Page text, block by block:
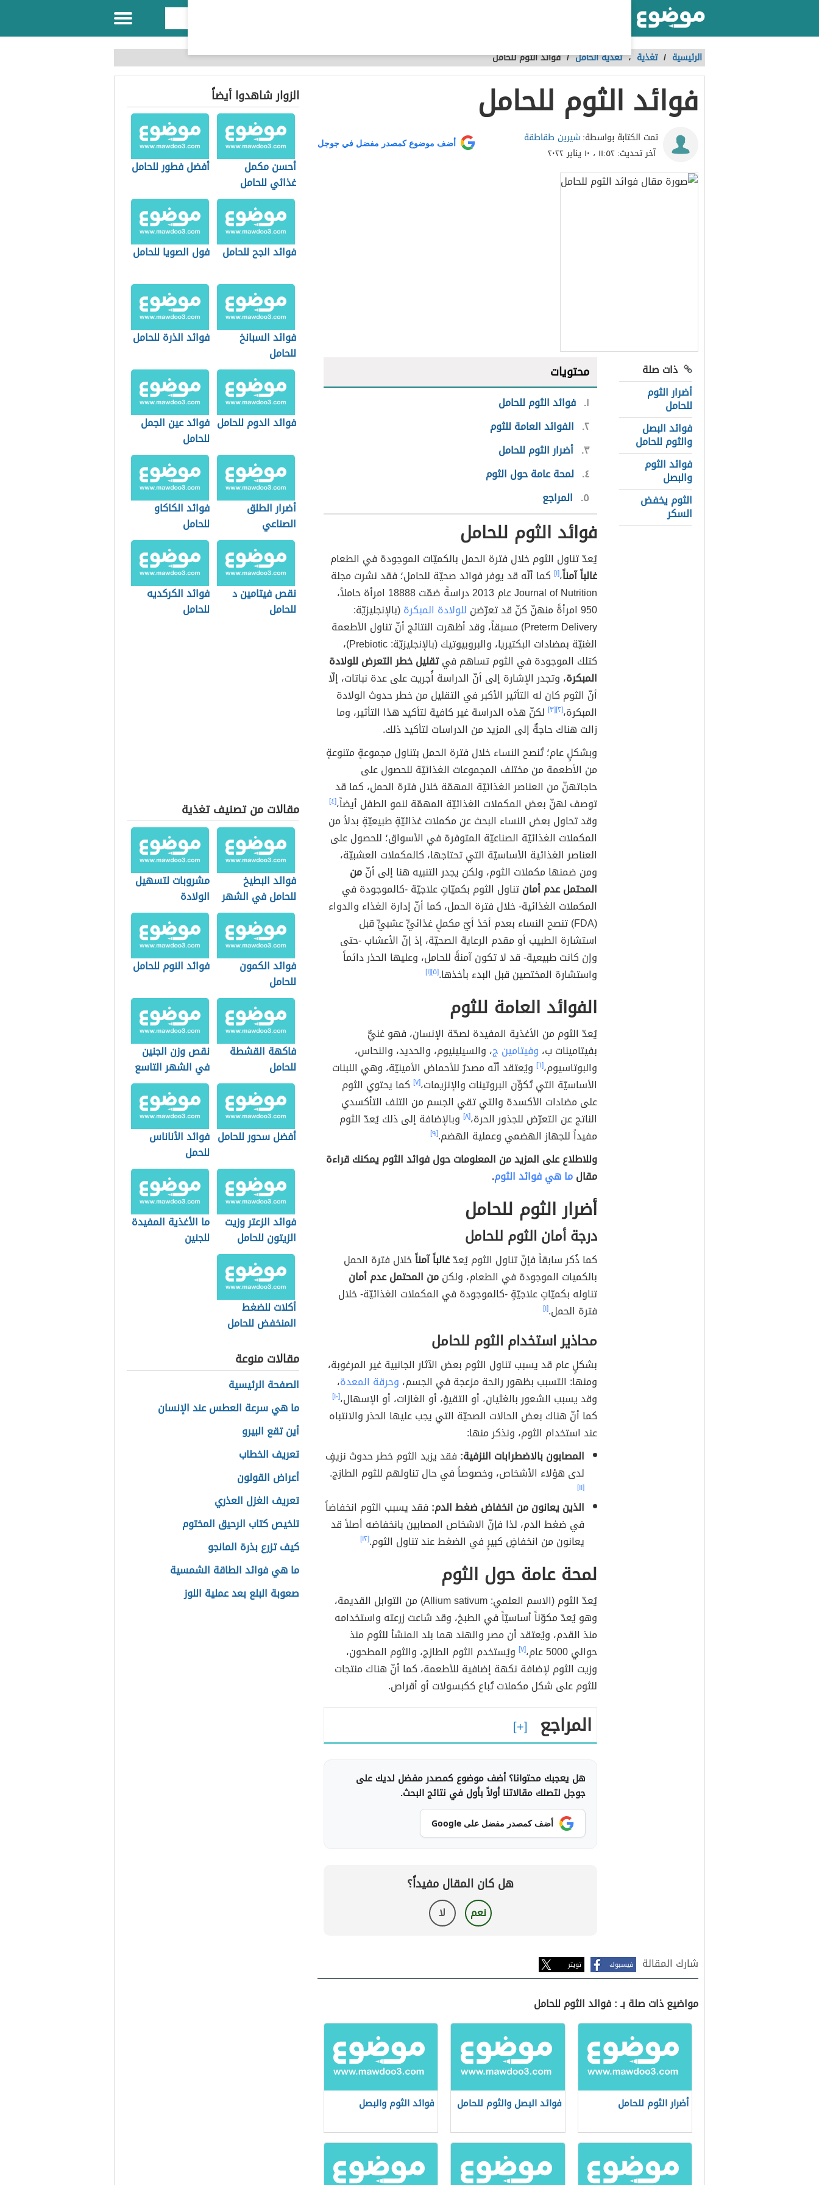
الرئيسية / تغذية ،تغذية الحامل /فوائد الثوم للحامل
فوائد الثوم للحامل
تمت الكتابة بواسطة:شيرين طقاطقة
آخر تحديث:١١:٥٢ ، ١٠ يناير ٢٠٢٢
أضف موضوع كمصدر مفضل في جوجل
ذات صلة
أضرار الثوم
للحامل
فوائد البصل
والثوم للحامل
فوائد الثوم
والبصل
الثوم يخفض
السكر
محتويات
١ فوائد الثوم للحامل
٢ الفوائد العامة للثوم
٣ أضرار الثوم للحامل
٤ لمحة عامة حول الثوم
٥ المراجع
فوائد الثوم للحامل
يُعدّ تناول الثوم خلال فترة الحمل بالكميّات الموجودة في الطعام
غالباً آمناً،[١] كما أنّه قد يوفر فوائد صحيّة للحامل؛ فقد نشرت مجلة
Journal of Nutrition عام 2013 دراسةً ضمّت 18888 امرأة حاملاً،
950 امرأةً منهنّ كنّ قد تعرّضن
للولادة المبكرة(بالإنجليزيّة:
Preterm Delivery) مسبقاً، وقد أظهرت النتائج أنّ تناول الأطعمة
الغنيّة بمضادات البكتيريا، والبروبيوتيك (بالإنجليزيّة: Prebiotic)،
كتلك الموجودة في الثوم تساهم فيتقليل خطر التعرض للولادة
المبكرة، وتجدر الإشارة إلى أنّ الدراسة أُجريت على عدة نباتات، إلّا
أنّ الثوم كان له التأثير الأكبر في التقليل من خطر حدوث الولادة
المبكرة،[٢] [٣]
لكنّ هذه الدراسة غير كافية لتأكيد هذا التأثير، وما
زالت هناك حاجةٌ إلى المزيد من الدراسات لتأكيد ذلك.
وبشكلٍ عام؛ تُنصح النساء خلال فترة الحمل بتناول مجموعةٍ متنوعةٍ
من الأطعمة من مختلف المجموعات الغذائيّة للحصول على
حاجاتهنّ من العناصر الغذائيّة المهمّة خلال فترة الحمل، كما قد
توصف لهنّ بعض المكملات الغذائيّة المهمّة لنمو الطفل أيضاً،[٤]
وقد تحاول بعض النساء البحث عن مكملات غذائيّةٍ طبيعيّةٍ بدلاً من
المكملات الغذائيّة الصناعيّة المتوفرة في الأسواق؛ للحصول على
العناصر الغذائية الأساسيّة التي تحتاجها، كالمكملات العشبيّة،
ومن ضمنها مكملات الثوم، ولكن يجدر التنبيه هنا إلى أنّمن
المحتمل عدم أمانتناول الثوم بكميّاتٍ علاجيّة -كالموجودة في
المكملات الغذائية- خلال فترة الحمل، كما أنّ إدارة الغذاء والدواء
(FDA) تنصح النساء بعدم أخذ أيّ مكملٍ غذائيٍّ عشبيٍّ قبل
استشارة الطبيب أو مقدم الرعاية الصحيّة، إذ إنّ الأعشاب -حتى
وإن كانت طبيعية- قد لا تكون آمنةً للحامل، وعليها الحذر دائماً
واستشارة المختصين قبل البدء بأخذها.[٥] [١]
الفوائد العامة للثوم
يُعدّ الثوم من الأغذية المفيدة لصحّة الإنسان، فهو غنيٌّ
بفيتامينات ب، وفيتامين ج، والسيلينيوم، والحديد، والنحاس،
والبوتاسيوم،[٦]
ويُعتقد أنّه مصدرٌ للأحماض الأمينيّة، وهي اللبنات
الأساسيّة التي تُكوِّن البروتينات والإنزيمات،[٧]
كما يحتوي الثوم
على مضادات الأكسدة والتي تقي الجسم من التلف التأكسدي
الناتج عن التعرّض للجذور الحرة،[٨]
وبالإضافة إلى ذلك يُعدّ الثوم
مفيداً للجهاز الهضمي وعملية الهضم.[٩]
وللاطلاع على المزيد من المعلومات حول فوائد الثوم يمكنك قراءة
مقالما هي فوائد الثوم.
أضرار الثوم للحامل
درجة أمان الثوم للحامل
كما ذُكر سابقاً فإنّ تناول الثوم يُعدّغالباً آمناًخلال فترة الحمل
بالكميات الموجودة في الطعام، ولكنمن المحتمل عدم أمان
تناوله بكميّاتٍ علاجيّةٍ -كالموجودة في المكملات الغذائيّة- خلال
فترة الحمل.[١]
محاذير استخدام الثوم للحامل
بشكلٍ عام قد يسبب تناول الثوم بعض الآثار الجانبية غير المرغوبة،
ومنها: التسبب بظهور رائحة مزعجة في الجسم، وحرقة المعدة،
وقد يسبب الشعور بالغثيان، أو التقيؤ، أو الغازات، أو الإسهال،[١٠]
كما أنّ هناك بعض الحالات الصحيّة التي يجب عليها الحذر والانتباه
عند استخدام الثوم، ونذكر منها:
المصابون بالاضطرابات النزفية: فقد يزيد الثوم خطر حدوث نزيفٍ
لدى هؤلاء الأشخاص، وخصوصاً في حال تناولهم للثوم الطازج.
[١١]
الذين يعانون من انخفاض ضغط الدم: فقد يسبب الثوم انخفاضاً
في ضغط الدم، لذا فإنّ الاشخاص المصابين بانخفاضه أصلاً قد
يعانون من انخفاضٍ كبيرٍ في الضغط عند تناول الثوم.[١٢]
لمحة عامة حول الثوم
يُعدّ الثوم (الاسم العلمي: Allium sativum) من التوابل القديمة،
وهو يُعدّ مكوّناً أساسيّاً في الطبخ، وقد شاعت زرعته واستخدامه
منذ القدم، ويُعتقد أن مصر والهند هما بلد المنشأ للثوم منذ
حوالي 5000 عام،
[٧]
ويُستخدم الثوم الطازج، والثوم المطحون،
وزيت الثوم لإضافة نكهة إضافية للأطعمة، كما أنّ هناك منتجات
للثوم على شكل مكملات تُباع ككبسولات أو أقراص.
المراجع
هل يعجبك محتوانا؟ أضف موضوع كمصدر مفضل لديك على
جوجل لتصلك مقالاتنا أولاً بأول في نتائج البحث.
أضف كمصدر مفضل على Google
هل كان المقال مفيداً؟
نعم لا
شارك المقالة فيسبوك تويتر
مواضيع ذات صلة بـ : فوائد الثوم للحامل
أضرار الثوم للحامل فوائد البصل والثوم للحامل فوائد الثوم والبصل
الزوار شاهدوا أيضاً
أحسن مكمل
غذائي للحامل
أفضل فطور للحامل
فوائد الجح للحامل فول الصويا للحامل
فوائد السبانخ
للحامل
فوائد الذرة للحامل
فوائد الدوم للحامل فوائد عين الجمل
للحامل
أضرار الطلق
الصناعي
فوائد الكاكاو
للحامل
نقص فيتامين د
للحامل
فوائد الكركديه
للحامل
مقالات من تصنيف تغذية
فوائد البطيخ
للحامل في الشهر
التاسع
مشروبات لتسهيل
الولادة
فوائد الكمون
للحامل
فوائد النوم للحامل
فاكهة القشطة
للحامل
نقص وزن الجنين
في الشهر التاسع
أفضل سحور للحامل فوائد الأناناس
للحمل
فوائد الزعتر وزيت
الزيتون للحامل
ما الأغذية المفيدة
للجنين
أكلات للضغط
المنخفض للحامل
مقالات منوعة
الصفحة الرئيسية
ما هي سرعة العطس عند الإنسان
أين تقع البيرو
تعريف الخطاب
أعراض القولون
تعريف الغزل العذري
تلخيص كتاب الرحيق المختوم
كيف تزرع بذرة المانجو
ما هي فوائد الطاقة الشمسية
صعوبة البلع بعد عملية اللوز